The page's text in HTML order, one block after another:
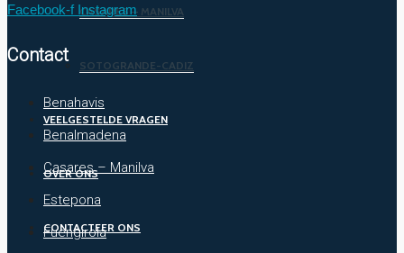
CASARES – MANILVA
SOTOGRANDE-CADIZ
VEELGESTELDE VRAGEN
OVER ONS
CONTACTEER ONS
Facebook-f Instagram
Contact
Benahavis
Benalmadena
Casares – Manilva
Estepona
Fuengirola